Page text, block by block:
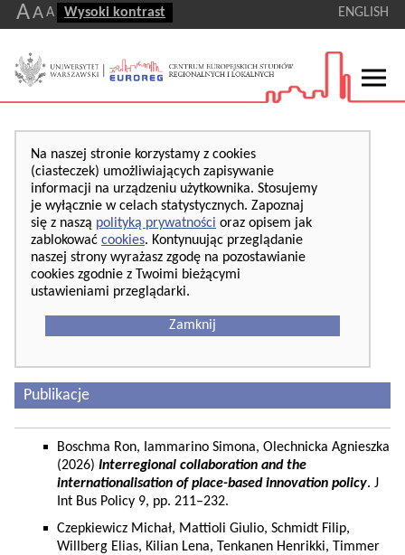
AA A Wysoki kontrast ENGLISH
Na naszej stronie korzystamy z cookies
(ciasteczek) umożliwiających zapisywanie
informacji na urządzeniu użytkownika. Stosujemy
je wyłącznie w celach statystycznych. Zapoznaj
się z naszą polityką prywatności oraz opisem jak
zablokować cookies. Kontynuując przeglądanie
naszej strony wyrażasz zgodę na pozostawianie
cookies zgodnie z Twoimi bieżącymi
ustawieniami przeglądarki.
Zamknij
Publikacje
Boschma Ron, Iammarino Simona, Olechnicka Agnieszka
(2026) Interregional collaboration and the
internationalisation of place-based innovation policy. J
Int Bus Policy 9, pp. 211–232.
Czepkiewicz Michał, Mattioli Giulio, Schmidt Filip,
Willberg Elias, Kilian Lena, Tenkanen Henrikki, Timmer